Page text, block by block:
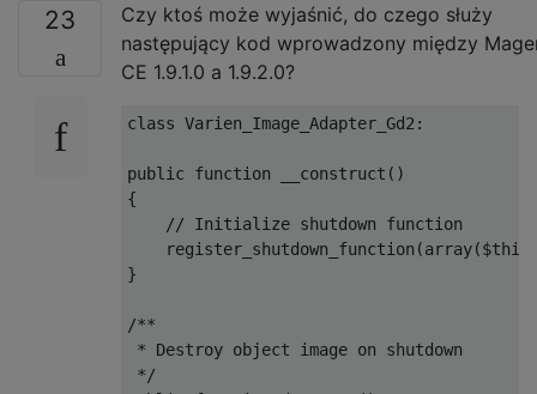
23
Czy ktoś może wyjaśnić, do czego służy
następujący kod wprowadzony między
CE 1.9.1.0 a 1.9.2.0?
class Varien_Image_Adapter_Gd2 :
public function __construct ()
{
// Initialize shutdown function
    register_shutdown_function
(array($this
}
/**
* Destroy object image on shutdown
*/